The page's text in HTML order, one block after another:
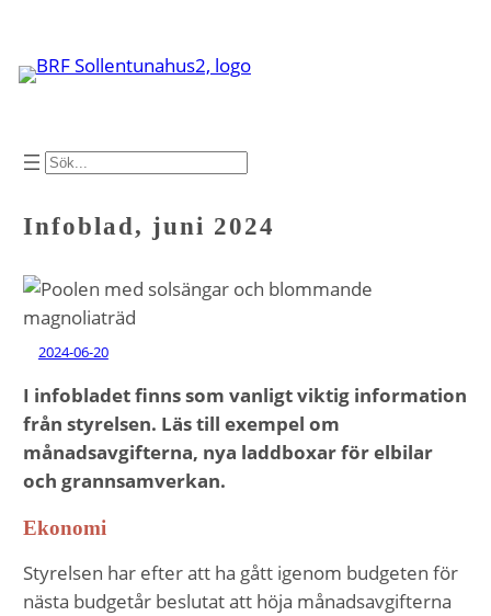
innehåll
SÖK
Infoblad, juni 2024
2024-06-20
I infobladet finns som vanligt viktig information
från styrelsen. Läs till exempel om
månadsavgifterna, nya laddboxar för elbilar
och grannsamverkan.
Ekonomi
Styrelsen har efter att ha gått igenom budgeten för
nästa budgetår beslutat att höja månadsavgifterna